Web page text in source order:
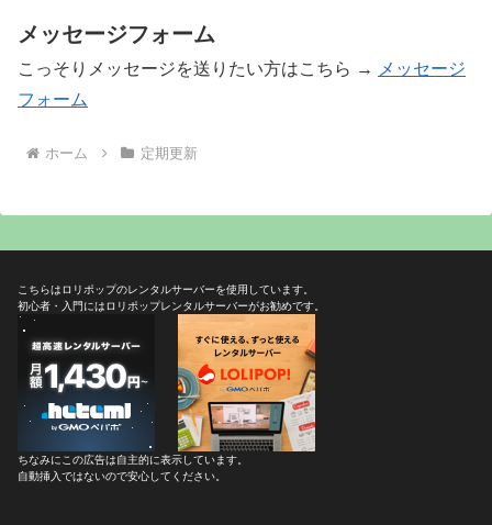
メッセージフォーム
こっそりメッセージを送りたい方はこちら → メッセージ
フォーム
ホーム 定期更新
こちらはロリポップのレンタルサーバーを使用しています。
初心者・入門にはロリポップレンタルサーバーがお勧めです。
ちなみにこの広告は自主的に表示しています。
自動挿入ではないので安心してください。